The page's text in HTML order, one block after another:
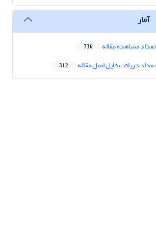
آمار
تعداد مشاهده مقاله 736
تعداد دریافت فایل اصل مقاله 312